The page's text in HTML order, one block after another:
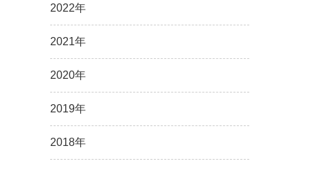
2022年
2021年
2020年
2019年
2018年